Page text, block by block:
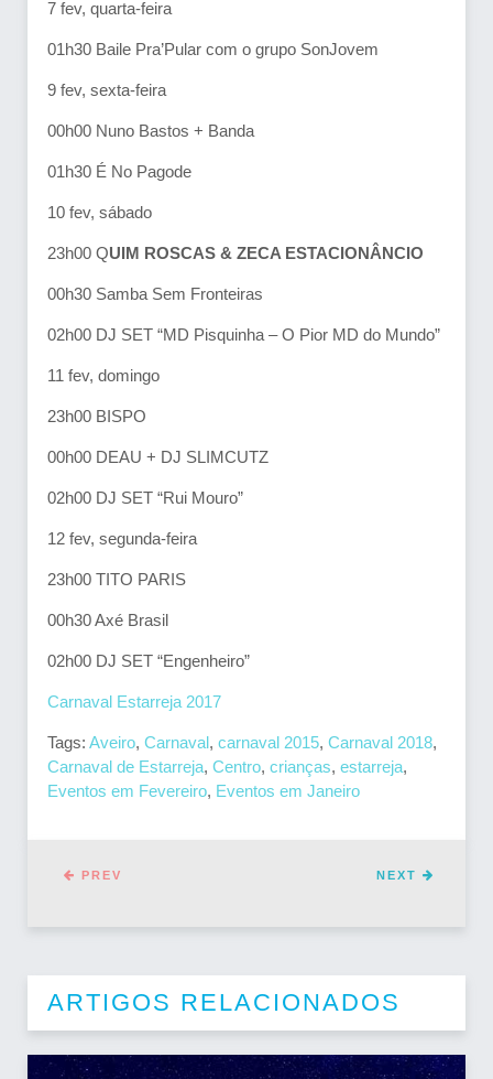
7 fev, quarta-feira
01h30 Baile Pra’Pular com o grupo SonJovem
9 fev, sexta-feira
00h00 Nuno Bastos + Banda
01h30 É No Pagode
10 fev, sábado
23h00 QUIM ROSCAS & ZECA ESTACIONÂNCIO
00h30 Samba Sem Fronteiras
02h00 DJ SET “MD Pisquinha – O Pior MD do Mundo”
11 fev, domingo
23h00 BISPO
00h00 DEAU + DJ SLIMCUTZ
02h00 DJ SET “Rui Mouro”
12 fev, segunda-feira
23h00 TITO PARIS
00h30 Axé Brasil
02h00 DJ SET “Engenheiro”
Carnaval Estarreja 2017
Tags: Aveiro, Carnaval, carnaval 2015, Carnaval 2018,
Carnaval de Estarreja, Centro, crianças, estarreja,
Eventos em Fevereiro, Eventos em Janeiro
NEXT
PREV
ARTIGOS RELACIONADOS